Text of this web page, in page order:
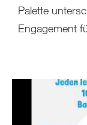
Palette
Engagement